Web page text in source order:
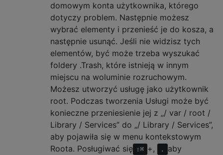
domowym konta użytkownika, którego
dotyczy problem. Następnie możesz
wybrać elementy i przenieść je do kosza, a
następnie usunąć. Jeśli nie widzisz tych
elementów, być może trzeba wyszukać
foldery .Trash, które istnieją w innym
miejscu na woluminie rozruchowym.
Możesz utworzyć usługę jako użytkownik
root. Podczas tworzenia Usługi może być
konieczne przeniesienie jej z „/ var / root /
Library / Services” do „/ Library / Services”,
aby pojawiła się w menu kontekstowym
Roota. Posługiwać się ⇧⌘ +, .
aby